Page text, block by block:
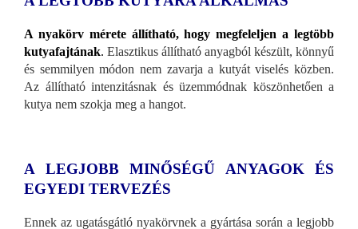
A nyakörv mérete állítható, hogy megfeleljen a legtöbb
kutyafajtának. Elasztikus állítható anyagból készült, könnyű
és semmilyen módon nem zavarja a kutyát viselés közben.
Az állítható intenzitásnak és üzemmódnak köszönhetően a
kutya nem szokja meg a hangot.
A LEGJOBB MINŐSÉGŰ ANYAGOK ÉS
EGYEDI TERVEZÉS
Ennek az ugatásgátló nyakörvnek a gyártása során a legjobb